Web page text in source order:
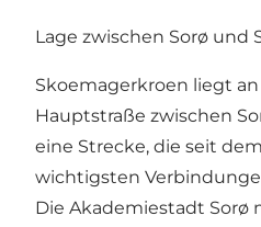
Lage zwischen Sorø und
Skoemagerkroen liegt
Hauptstraße zwischen
eine Strecke, die seit
wichtigsten
Die Akademiestadt Sorø